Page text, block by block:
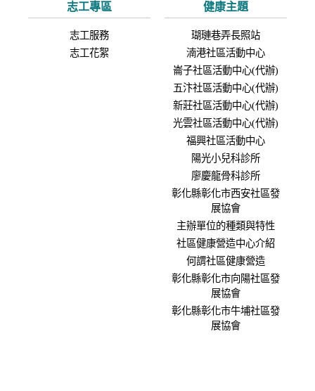
志工專區
志工服務
志工花絮
健康主題
瑚璉巷弄長照站
湳港社區活動中心
崙子社區活動中心(代辦)
五汴社區活動中心(代辦)
新莊社區活動中心(代辦)
光雲社區活動中心(代辦)
福興社區活動中心
陽光小兒科診所
廖慶龍骨科診所
彰化縣彰化市西安社區發
展協會
主辦單位的種類與特性
社區健康營造中心介紹
何謂社區健康營造
彰化縣彰化市向陽社區發
展協會
彰化縣彰化市牛埔社區發
展協會